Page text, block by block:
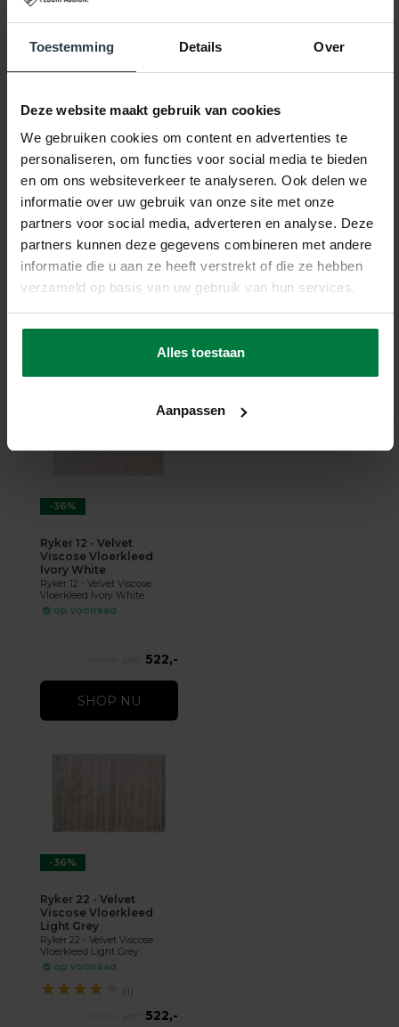
Toestemming Details Over
Deze website maakt gebruik van cookies
We gebruiken cookies om content en advertenties te
personaliseren, om functies voor social media te bieden
en om ons websiteverkeer te analyseren. Ook delen we
informatie over uw gebruik van onze site met onze
partners voor social media, adverteren en analyse. Deze
partners kunnen deze gegevens combineren met andere
informatie die u aan ze heeft verstrekt of die ze hebben
verzameld op basis van uw gebruik van hun services.
Alles toestaan
Aanpassen
-30%
Sandro 11 - Modern
hoogpolig vloerkleed
Sandro 11 - Modern hoogpolig
vloerkleed
★★★★ ★
-36%
Ryker 12 - Velvet
Viscose Vloerkleed
Ivory White
Ryker 12 - Velvet Viscose
Vloerkleed Ivory White
op voorraad
522,-
SHOP NU
-36%
Ryker 22 - Velvet
Viscose Vloerkleed
Light Grey
Ryker 22 - Velvet Viscose
Vloerkleed Light Grey
op voorraad
★★★★ (1)
522,-